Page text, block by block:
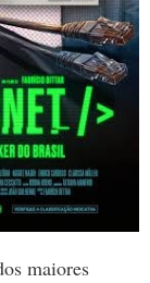
maiores